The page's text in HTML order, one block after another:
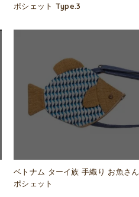
ポシェット Type.3
ベトナム ターイ族 手織り お魚さん
ポシェット